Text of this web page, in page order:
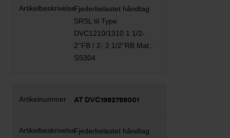
Fjederbelastet håndtag
SRSL til Type
DVC1210/1310 1 1/2-
2''FB / 2- 2 1/2''RB Mat.:
SS304
AT DVC1982788001
Fjederbelastet håndtag